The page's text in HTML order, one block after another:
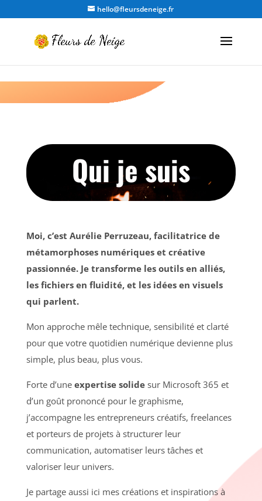
hello@fleursdeneige.fr
Qui je suis
Moi, c’est Aurélie Perruzeau, facilitatrice de
métamorphoses numériques et créative
passionnée. Je transforme les outils en alliés,
les fichiers en fluidité, et les idées en visuels
qui parlent.
Mon approche mêle technique, sensibilité et clarté
pour que votre quotidien numérique devienne plus
simple, plus beau, plus vous.
Forte d’uneexpertise solidesur Microsoft 365 et
d’un goût prononcé pour le graphisme,
j’accompagne les entrepreneurs créatifs, freelances
et porteurs de projets à structurer leur
communication, automatiser leurs tâches et
valoriser leur univers.
Je partage aussi ici mes créations et inspirations à